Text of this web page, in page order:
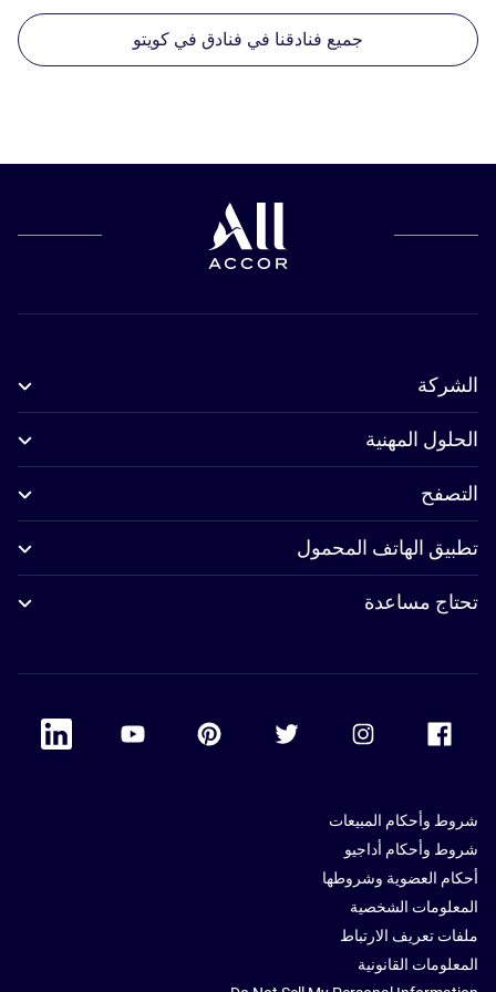
جميع فنادقنا في فنادق في كويتو
الشركة
الحلول المهنية
التصفح
تطبيق الهاتف المحمول
تحتاج مساعدة
Accor Facebook
Accor Twitter
Accor Pinterest
Accor Youtube
Linkedin
شروط وأحكام المبيعات
شروط وأحكام أداجيو
أحكام العضوية وشروطها
المعلومات الشخصية
ملفات تعريف الارتباط
المعلومات القانونية